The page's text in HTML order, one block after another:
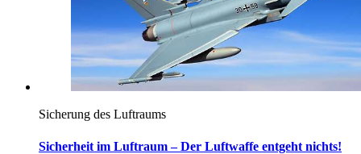
Sicherung des Luftraums
Sicherheit im Luftraum – Der Luftwaffe entgeht nichts!